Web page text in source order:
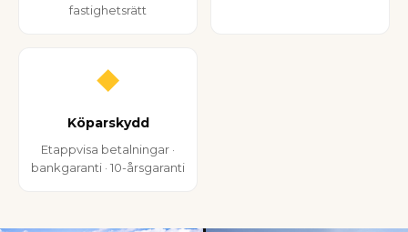
fastighetsrätt
◆
Köparskydd
Etappvisa betalningar ·
bankgaranti · 10-årsgaranti